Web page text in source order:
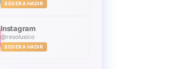
SEGERA HADIR
Instagram
@resolusico
SEGERA HADIR